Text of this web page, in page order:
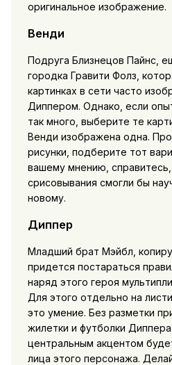
оригинальное изображение.
Венди
Подруга Близнецов Пайнс,
городка Гравити Фолз,
картинках в сети часто
Диппером. Однако, если
так много, выберите те
Венди изображена одна.
рисунки, подберите тот
вашему мнению,
срисовывания смогли бы
новому.
Диппер
Младший брат Мэйбл,
придется постараться
наряд этого героя
Для этого отдельно на
это умение. Без разметки
жилетки и футболки
центральным акцентом
лица этого персонажа.